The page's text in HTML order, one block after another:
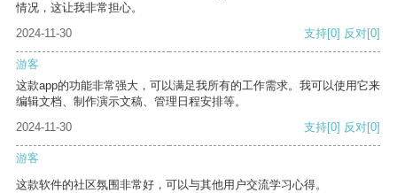
情况，这让我非常担心。
2024-11-30
支持[0] 反对[0]
游客
这款app的功能非常强大，可以满足我所有的工作需求。我可以使用它来
编辑文档、制作演示文稿、管理日程安排等。
2024-11-30
支持[0] 反对[0]
游客
这款软件的社区氛围非常好，可以与其他用户交流学习心得。